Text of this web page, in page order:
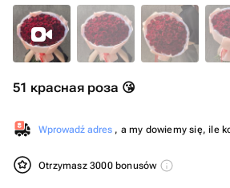
51 красная роза 😘
Wprowadź adres , a my dowiemy się, ile
Otrzymasz 3000 bonusów